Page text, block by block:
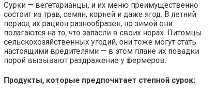
Сурки — вегетарианцы, и их меню преимущественно
состоит из трав, семян, корней и даже ягод. В летний
период их рацион разнообразен, но зимой они
полагаются на то, что запасли в своих норах. Питомцы
сельскохозяйственных угодий, они тоже могут стать
настоящими вредителями — в этом плане их повадки
порой вызывают раздражение у фермеров.
Продукты, которые предпочитает степной сурок: